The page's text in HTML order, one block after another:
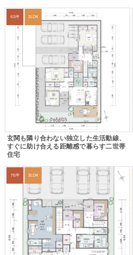
63坪 2LDK
玄関も隣り合わない独立した生活動線、
すぐに助け合える距離感で暮らす二世帯
住宅
75坪 3LDK